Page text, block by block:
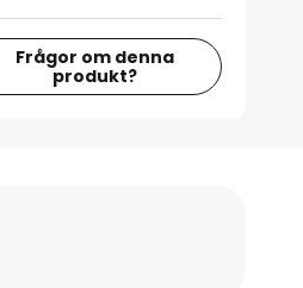
Frågor om denna
produkt?